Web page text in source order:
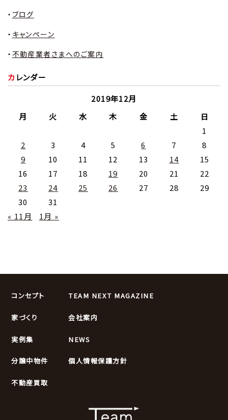
ブログ
キャンペーン
不動産業者さまへのご案内
カレンダー
2019年12月
月
火 水 木 金 土
日
1
2
3 4 5 6 7
8
9
10 11 12 13 14
15
16
17 18 19 20 21
22
23
24 25 26 27 28
29
30
31
« 11月
1月 »
コンセプト
家づくり
実例集
分譲中物件
不動産買取
TEAM NEXT MAGAZINE
会社案内
NEWS
個人情報保護方針